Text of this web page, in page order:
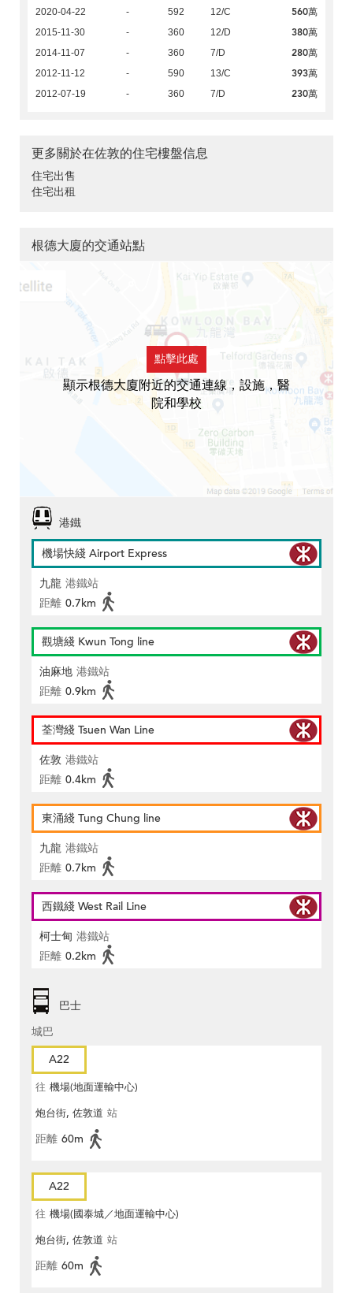
2020-04-22 - 592 12/C 560萬
2015-11-30 - 360 12/D 380萬
2014-11-07 - 360 7/D 280萬
2012-11-12 - 590 13/C 393萬
2012-07-19 - 360 7/D 230萬
更多關於在佐敦的住宅樓盤信息
住宅出售
住宅出租
根德大廈的交通站點
點擊此處
顯示根德大廈附近的交通連線，設施，醫
院和學校
港鐵
機場快綫 Airport Express
九龍 港鐵站
距離 0.7km
觀塘綫 Kwun Tong line
油麻地 港鐵站
距離 0.9km
荃灣綫 Tsuen Wan Line
佐敦 港鐵站
距離 0.4km
東涌綫 Tung Chung line
九龍 港鐵站
距離 0.7km
西鐵綫 West Rail Line
柯士甸 港鐵站
距離 0.2km
巴士
城巴
A22
往 機場(地面運輸中心)
炮台街, 佐敦道 站
距離 60m
A22
往 機場(國泰城／地面運輸中心)
炮台街, 佐敦道 站
距離 60m